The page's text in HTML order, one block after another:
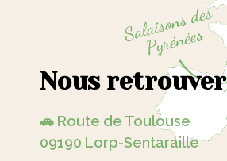
Nous retrouver
🚗 Route de Toulouse
09190 Lorp-Sentaraille